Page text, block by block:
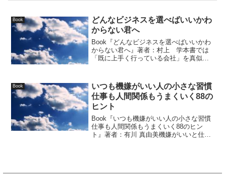
Book
どんなビジネスを選べばいいかわ
からない君へ
Book『どんなビジネスを選べばいいかわ
からない君へ』著者：村上 学本書では
「既に上手く行っている会社」を真似る
Book
いつも機嫌がいい人の小さな習慣
仕事も人間関係もうまくいく88の
ヒント
Book『いつも機嫌がいい人の小さな習慣
仕事も人間関係もうまくいく88のヒン
ト』著者：有川 真由美機嫌がいいと仕事